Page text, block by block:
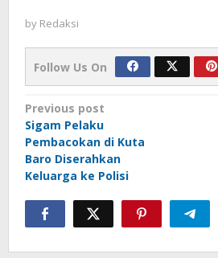
by Redaksi
Follow Us On
Post
navigation
Previous post
Sigam Pelaku
Pembacokan di Kuta
Baro Diserahkan
Keluarga ke Polisi